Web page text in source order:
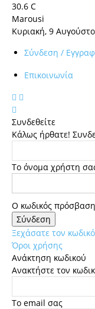
30.6 C
Marousi
Κυριακή, 9
Σύνδεση /
Επικοινωνία
Συνδεθείτε
Κάλως ήρθατε!
Το όνομα χρήστη
Ο κωδικός
Ξεχάσατε τον
Όροι χρήσης
Ανάκτηση κωδικού
Ανακτήστε τον
Tο email σας